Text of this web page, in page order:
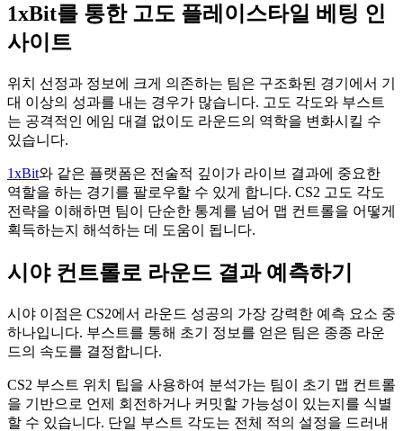
1xBit를 통한 고도 플레이스타일 베팅 인
사이트
위치 선정과 정보에 크게 의존하는 팀은 구조화된 경기에서 기
대 이상의 성과를 내는 경우가 많습니다. 고도 각도와 부스트
는 공격적인 에임 대결 없이도 라운드의 역학을 변화시킬 수
있습니다.
1xBit와 같은 플랫폼은 전술적 깊이가 라이브 결과에 중요한
역할을 하는 경기를 팔로우할 수 있게 합니다. CS2 고도 각도
전략을 이해하면 팀이 단순한 통계를 넘어 맵 컨트롤을 어떻게
획득하는지 해석하는 데 도움이 됩니다.
시야 컨트롤로 라운드 결과 예측하기
시야 이점은 CS2에서 라운드 성공의 가장 강력한 예측 요소 중
하나입니다. 부스트를 통해 초기 정보를 얻은 팀은 종종 라운
드의 속도를 결정합니다.
CS2 부스트 위치 팁을 사용하여 분석가는 팀이 초기 맵 컨트롤
을 기반으로 언제 회전하거나 커밋할 가능성이 있는지를 식별
할 수 있습니다. 단일 부스트 각도는 전체 적의 설정을 드러내